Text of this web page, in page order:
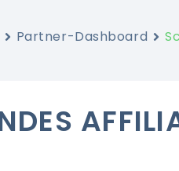
Partner-Dashboard